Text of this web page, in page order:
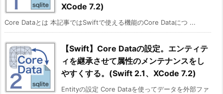
XCode 7.2)
Core Dataとは 本記事ではSwiftで使える機能のCore Dataにつ ...
【Swift】Core Dataの設定。エンティテ
ィを継承させて属性のメンテナンスをし
やすくする。(Swift 2.1、XCode 7.2)
Entityの設定 Core Dataを使ってデータを外部ファ